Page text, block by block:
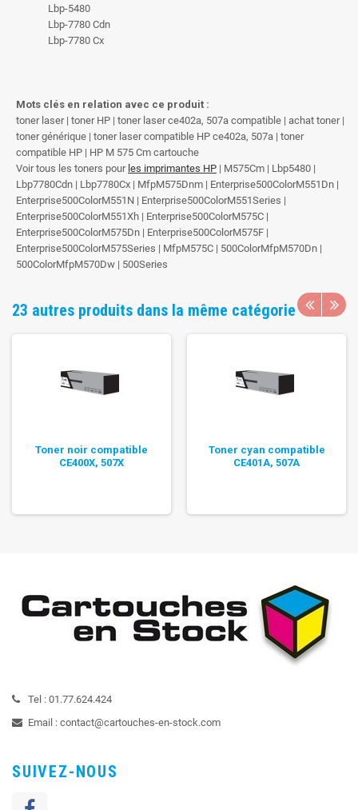
Lbp-5480
Lbp-7780 Cdn
Lbp-7780 Cx
Mots clés en relation avec ce produit :
toner laser | toner HP | toner laser ce402a, 507a compatible | achat toner |
toner générique | toner laser compatible HP ce402a, 507a | toner
compatible HP | HP M 575 Cm cartouche
Voir tous les toners pour les imprimantes HP | M575Cm | Lbp5480 |
Lbp7780Cdn | Lbp7780Cx | MfpM575Dnm | Enterprise500ColorM551Dn |
Enterprise500ColorM551N | Enterprise500ColorM551Series |
Enterprise500ColorM551Xh | Enterprise500ColorM575C |
Enterprise500ColorM575Dn | Enterprise500ColorM575F |
Enterprise500ColorM575Series | MfpM575C | 500ColorMfpM570Dn |
500ColorMfpM570Dw | 500Series
23 autres produits dans la même catégorie
Toner noir compatible
CE400X, 507X
Toner cyan compatible
CE401A, 507A
Tel : 01.77.624.424
Email : contact@cartouches-en-stock.com
SUIVEZ-NOUS